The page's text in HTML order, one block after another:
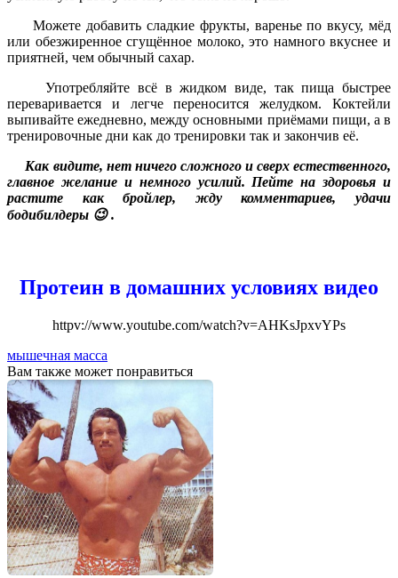
Можете добавить сладкие фрукты, варенье по вкусу, мёд
или обезжиренное сгущённое молоко, это намного вкуснее и
приятней, чем обычный сахар.
Употребляйте всё в жидком виде, так пища быстрее
переваривается и легче переносится желудком. Коктейли
выпивайте ежедневно, между основными приёмами пищи, а в
тренировочные дни как до тренировки так и закончив её.
Как видите, нет ничего сложного и сверх естественного,
главное желание и немного усилий. Пейте на здоровья и
растите как бройлер, жду комментариев, удачи
бодибилдеры 😉 .
Протеин в домашних условиях видео
httpv://www.youtube.com/watch?v=AHKsJpxvYPs
мышечная масса
Вам также может понравиться